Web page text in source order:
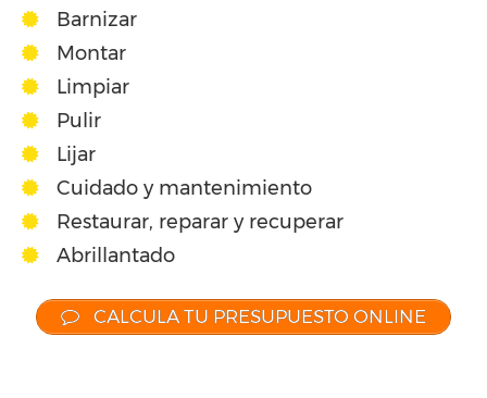
Barnizar
Montar
Limpiar
Pulir
Lijar
Cuidado y mantenimiento
Restaurar, reparar y recuperar
Abrillantado
CALCULA TU PRESUPUESTO ONLINE